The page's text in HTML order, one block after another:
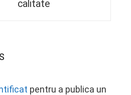
calitate
pentru a publica un